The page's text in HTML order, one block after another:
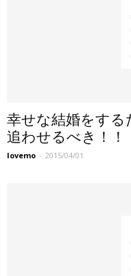
幸せな結婚をする
追わせるべき！！
lovemo - 2015/04/01